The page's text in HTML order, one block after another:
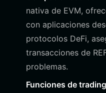
nativa de EVM,
con aplicaciones
protocolos DeFi,
transacciones de
problemas.
Funciones de